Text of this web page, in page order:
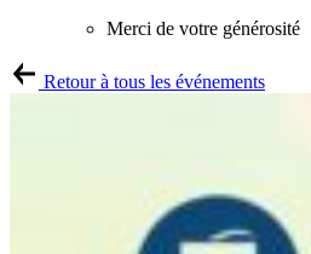
Merci de votre générosité
Retour à tous les événements